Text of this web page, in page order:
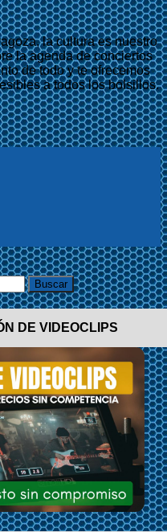
la cultura es nuestro
la agenda de conciertos
de todo y te ofrecemos
a todos los bolsillos.
DE VIDEOCLIPS